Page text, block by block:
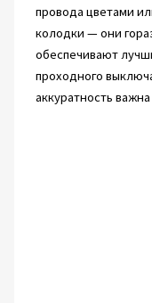
провода цветами
колодки — они
обеспечивают
проходного
аккуратность